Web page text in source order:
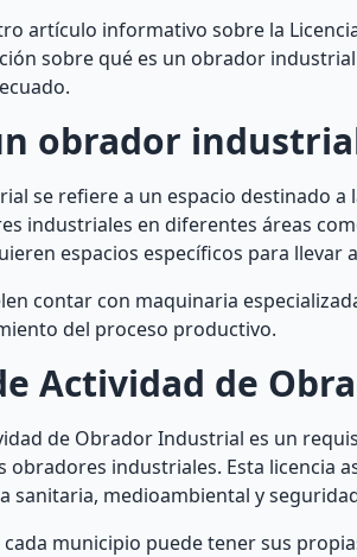
artículo informativo sobre la
sobre qué es un obrador
obrador
se refiere a un espacio destinado
industriales en diferentes áreas
espacios específicos para llevar
contar con maquinaria
del proceso productivo.
Actividad de
de Obrador Industrial es un
obradores industriales. Esta licencia
sanitaria, medioambiental y
cada municipio puede tener sus